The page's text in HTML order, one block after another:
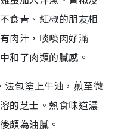
食青、紅椒的朋友相
肉汁，啖啖肉好滿
和了肉類的膩感。
包塗上牛油，煎至微
的芝士。熱食味道濃
頗為油膩。